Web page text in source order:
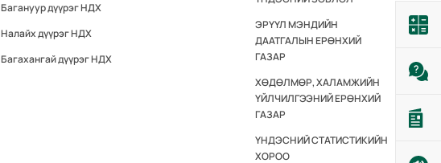
Багануур дүүрэг НДХ
Налайх дүүрэг НДХ
Багахангай дүүрэг НДХ
ЭРҮҮЛ МЭНДИЙН
ДААТГАЛЫН ЕРӨНХИЙ
ГАЗАР
ХӨДӨЛМӨР, ХАЛАМЖИЙН
ҮЙЛЧИЛГЭЭНИЙ ЕРӨНХИЙ
ГАЗАР
ҮНДЭСНИЙ СТАТИСТИКИЙН
ХОРОО